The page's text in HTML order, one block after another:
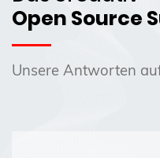
Open Source
Unsere Antworten